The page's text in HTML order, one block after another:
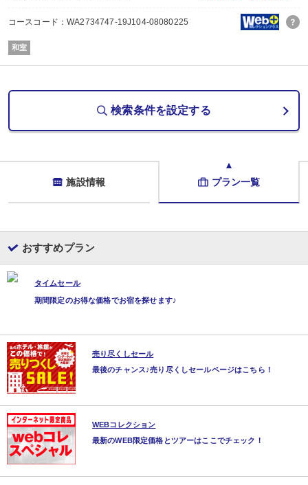
ご連絡がない場合、利用できない場合がございますので、あらかじめご了承く
■夕食
内容:
■朝食
内容:
コースコード：WA2734747-19J104-08080225
和室
検索条件を設定する
施設情報 プラン一覧
おすすめプラン
タイムセール
期間限定のお得な価格でお宿を探せます♪
売り尽くしセール
最後のチャンス♪売り尽くしセールページはこちら！
WEBコレクション
最新のWEB限定価格とツアーはここでチェック！